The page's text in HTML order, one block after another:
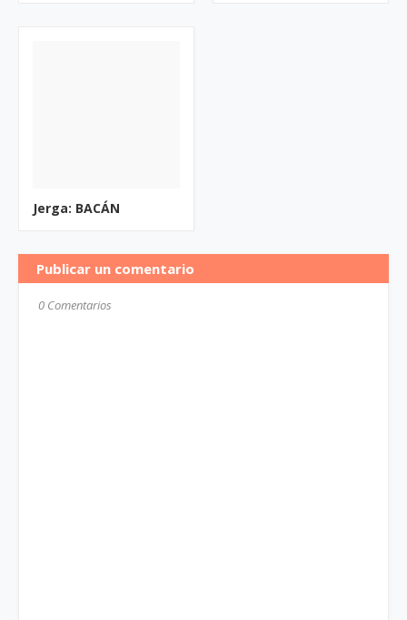
Jerga: BACÁN
Publicar un comentario
0 Comentarios